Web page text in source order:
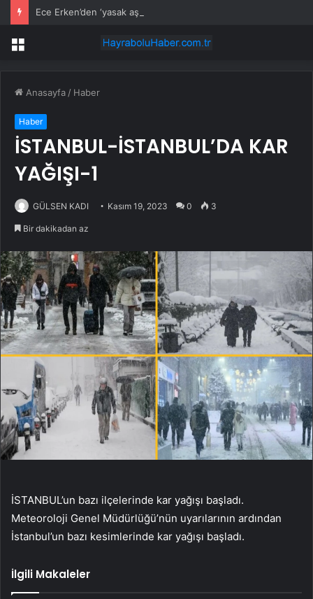
Menü
Anasayfa / Haber
Haber
İSTANBUL-İSTANBUL’DA KAR
YAĞIŞI-1
GÜLSEN KADI Kasım 19, 2023 0 3
Bir dakikadan az
İSTANBUL’un bazı ilçelerinde kar yağışı başladı.
Meteoroloji Genel Müdürlüğü’nün uyarılarının ardından
İstanbul’un bazı kesimlerinde kar yağışı başladı.
İlgili Makaleler